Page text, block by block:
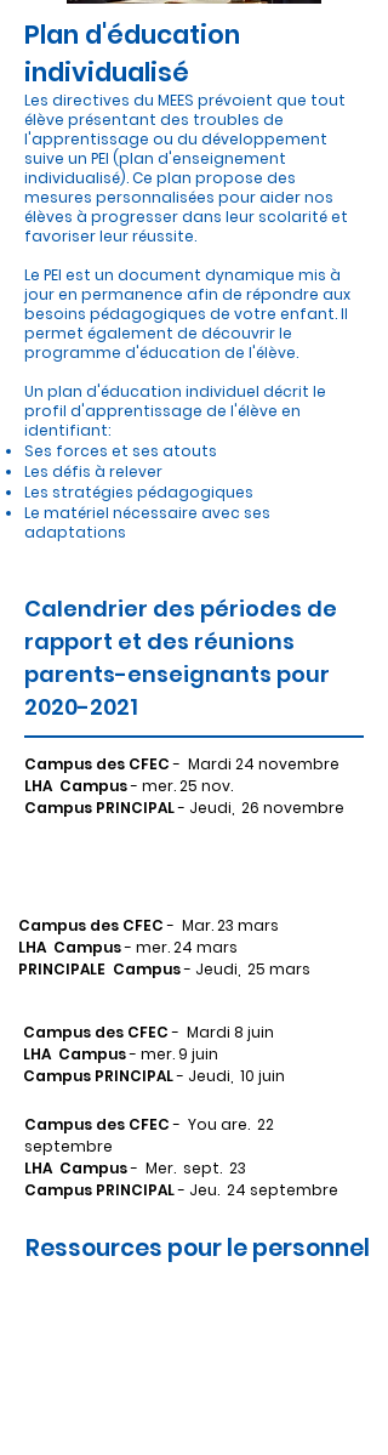
Plan d'éducation
individualisé
Les directives du MEES prévoient que tout
élève présentant des troubles de
l'apprentissage ou du développement
suive un PEI (plan d'enseignement
individualisé). Ce plan propose des
mesures personnalisées pour aider nos
élèves à progresser dans leur scolarité et
favoriser leur réussite.
Le PEI est un document dynamique mis à
jour en permanence afin de répondre aux
besoins pédagogiques de votre enfant. Il
permet également de découvrir le
programme d'éducation de l'élève.
Un plan d'éducation individuel décrit le
profil d'apprentissage de l'élève en
identifiant:
Ses forces et ses atouts
Les défis à relever
Les stratégies pédagogiques
Le matériel nécessaire avec ses
adaptations
Calendrier des périodes de
rapport et des réunions
parents-enseignants pour
2020-2021
Campus des CFEC- Mardi 24 novembre
LHA Campus- mer. 25 nov.
Campus PRINCIPAL- Jeudi, 26 novembre
Campus des CFEC- Mar. 23 mars
LHA Campus- mer. 24 mars
PRINCIPALE Campus- Jeudi, 25 mars
Campus des CFEC- Mardi 8 juin
LHA Campus- mer. 9 juin
Campus PRINCIPAL- Jeudi, 10 juin
Campus des CFEC- You are. 22
septembre
LHA Campus- Mer. sept. 23
Campus PRINCIPAL- Jeu. 24 septembre
Ressources pour le personnel